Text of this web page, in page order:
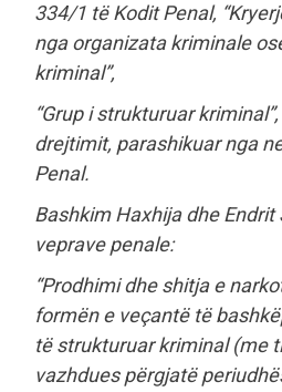
334/1 të Kodit Penal,
nga organizata kriminale
kriminal”,
“Grup i strukturuar
drejtimit, parashikuar nga
Penal.
Bashkim Haxhija dhe Endrit
veprave penale:
“Prodhimi dhe shitja e
formën e veçantë të
të strukturuar kriminal (me
vazhdues përgjatë